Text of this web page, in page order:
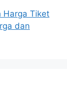
Harga Tiket
dan